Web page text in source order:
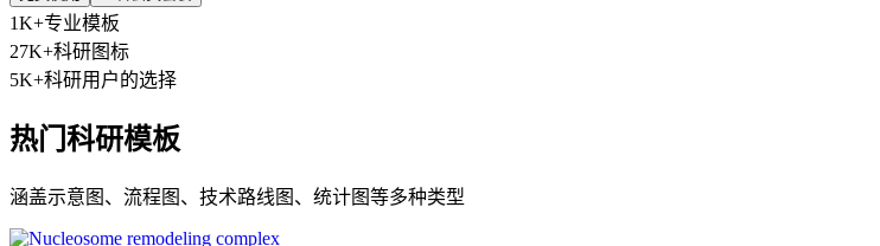
1K+专业模板
27K+科研图标
5K+科研用户的选择
热门科研模板
涵盖示意图、流程图、技术路线图、统计图等多种类型